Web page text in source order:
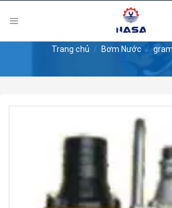
Trang chủ / Bơm Nước /